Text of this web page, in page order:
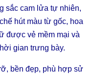
sắc cam lửa tự nhiên,
hút màu từ gốc, hoa
được vẻ mềm mại và
gian trưng bày.
bền đẹp, phù hợp sử